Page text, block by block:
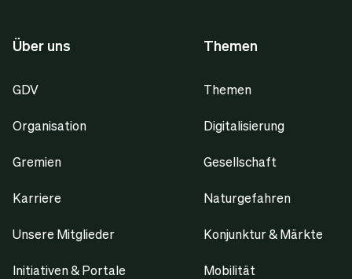
Über uns
GDV
Organisation
Gremien
Karriere
Unsere Mitglieder
Initiativen & Portale
Themen
Themen
Digitalisierung
Gesellschaft
Naturgefahren
Konjunktur & Märkte
Mobilität